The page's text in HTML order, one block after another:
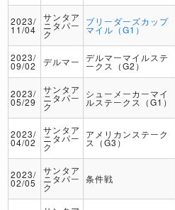
2023/
11/04
サンタア
ニタパー
ク
ブリーダーズカップ
マイル（G1）
2023/
09/02 デルマー デルマーマイルステ
ークス（G2）
2023/
05/29
サンタア
ニタパー
ク
シューメーカーマイ
ルステークス（G1）
2023/
04/02
サンタア
ニタパー
ク
アメリカンステーク
ス（G3）
2023/
02/05
サンタア
ニタパー
ク
条件戦